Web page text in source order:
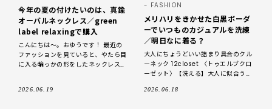
今年の夏の付けたいのは、真鍮
オーバルネックレス／green
label relaxingで購入
こんにちは～。おゆうです！ 最近の
ファッションを見ていると、やたら目
に入る輪っかの形をしたネックレスが
せているコーデ
2026.06.19
FASHION
メリハリをきかせた白黒ボーダ
ーでいつものカジュアルを洗練
／明日なに着る？
大人にちょうどいい詰まり具合のクル
ーネック 12closet 〈トゥエルブクロ
ーゼット〉【洗える】大人に似合う・
シャツ（2枚入り）￥7700／LEEマル
2026.06.18